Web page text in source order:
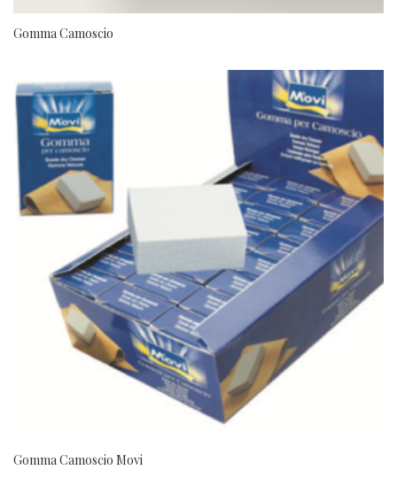
Gomma Camoscio
Gomma Camoscio Movi